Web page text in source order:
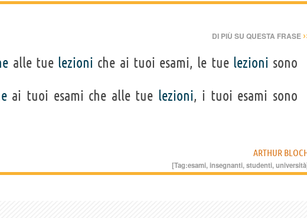
DI PIÙ SU QUESTA FRASE
alle tue lezioni che ai tuoi esami, le tue lezioni sono
ai tuoi esami che alle tue lezioni, i tuoi esami sono
ARTHUR
[Tag:esami,insegnanti,studenti,università